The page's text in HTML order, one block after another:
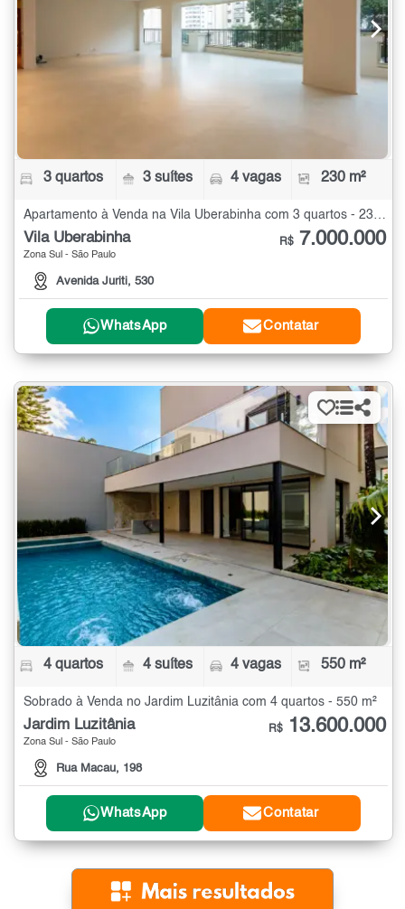
3 quartos 3 suítes 4 vagas 230 m²
Vila Uberabinha
Zona Sul - São Paulo
Avenida Juriti, 530
R$ 7.000.000
WhatsApp Contatar
4 quartos 4 suítes 4 vagas 550 m²
Sobrado à Venda no Jardim Luzitânia com 4 quartos - 550 m²
Jardim Luzitânia
Zona Sul - São Paulo
Rua Macau, 198
R$ 13.600.000
WhatsApp Contatar